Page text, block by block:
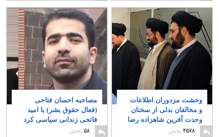
وحشت مزدوران اطلاعات
و مخالفان بدلی از سخنان
وحدت آفرین شاهزاده رضا
پهلوی
۸ ۴۵۷۸ پخش
مصاحبه احسان فتاحی
(فعال حقوق بشر) با امید
فاتحی زندانی سیاسی کرد
۱۵۸ پخش